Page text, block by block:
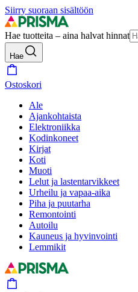
Siirry suoraan sisältöön
Hae tuotteita – aina halvat hinnat
Hae
Ostoskori
Ale
Ajankohtaista
Elektroniikka
Kodinkoneet
Kirjat
Koti
Muoti
Lelut ja lastentarvikkeet
Urheilu ja vapaa-aika
Piha ja puutarha
Remontointi
Autoilu
Kauneus ja hyvinvointi
Lemmikit